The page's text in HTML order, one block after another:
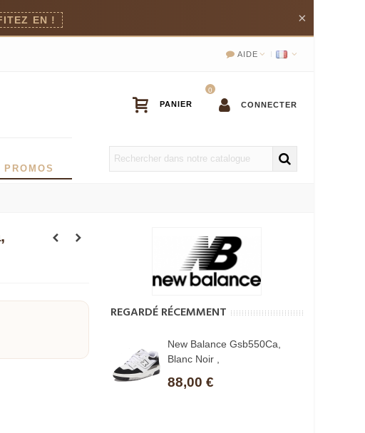
EN ! ×
AIDE
0
CONNECTER
PROMOS
REGARDÉ RÉCEMMENT
New Balance Gsb550Ca,
Blanc Noir ,
88,00 €